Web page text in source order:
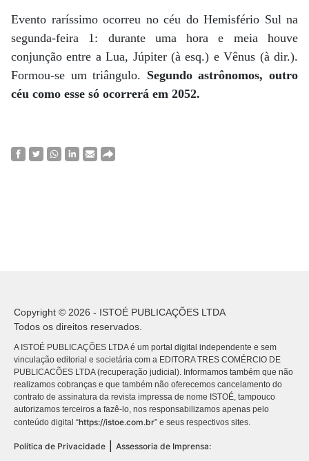
Evento raríssimo ocorreu no céu do Hemisfério Sul na
segunda-feira 1: durante uma hora e meia houve
conjunção entre a Lua, Júpiter (à esq.) e Vênus (à dir.).
Formou-se um triângulo. Segundo astrônomos, outro
céu como esse só ocorrerá em 2052.
Copyright © 2026 - ISTOÉ PUBLICAÇÕES LTDA
Todos os direitos reservados.
A ISTOÉ PUBLICAÇÕES LTDA é um portal digital independente e sem
vinculação editorial e societária com a EDITORA TRES COMÉRCIO DE
PUBLICACÕES LTDA (recuperação judicial). Informamos também que não
realizamos cobranças e que também não oferecemos cancelamento do
contrato de assinatura da revista impressa de nome ISTOÉ, tampouco
autorizamos terceiros a fazê-lo, nos responsabilizamos apenas pelo
conteúdo digital “https://istoe.com.br” e seus respectivos sites.
Política de Privacidade
Assessoria de Imprensa: